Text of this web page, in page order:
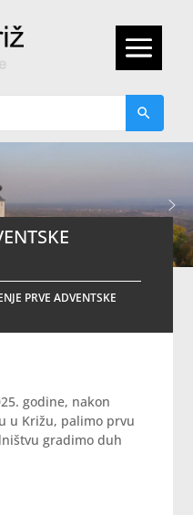
PRVE ADVENTSKE
godine, nakon
u Križu, palimo prvu
gradimo duh